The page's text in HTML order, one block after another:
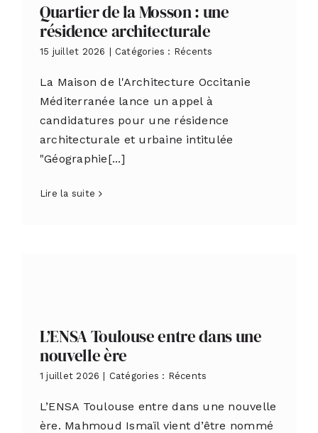
Quartier de la Mosson : une
résidence architecturale
15 juillet 2026 Catégories : Récents
La Maison de l'Architecture Occitanie
Méditerranée lance un appel à
candidatures pour une résidence
architecturale et urbaine intitulée
"Géographie[...]
Lire la suite
L’ENSA Toulouse entre dans une
nouvelle ère
1 juillet 2026 | Catégories : Récents
L’ENSA Toulouse entre dans une nouvelle
ère. Mahmoud Ismaïl vient d’être nommé